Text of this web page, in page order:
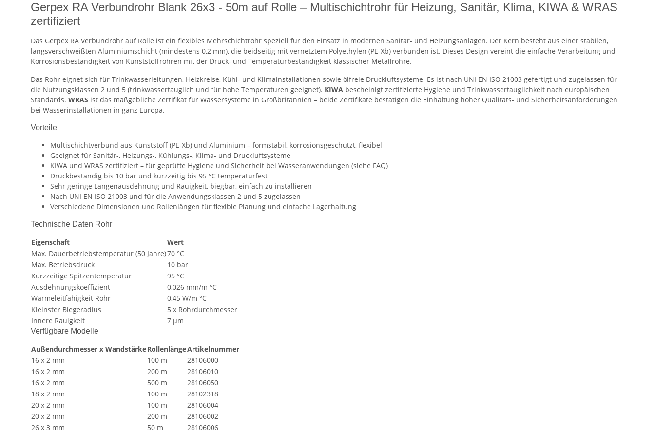
Gerpex RA Verbundrohr Blank 26x3 - 50m auf Rolle – Multischichtrohr für Heizung, Sanitär, Klima, KIWA & WRAS
zertifiziert
Das Gerpex RA Verbundrohr auf Rolle ist ein flexibles Mehrschichtrohr speziell für den Einsatz in modernen Sanitär- und Heizungsanlagen. Der Kern besteht aus einer stabilen,
längsverschweißten Aluminiumschicht (mindestens 0,2 mm), die beidseitig mit vernetztem Polyethylen (PE-Xb) verbunden ist. Dieses Design vereint die einfache Verarbeitung und
Korrosionsbeständigkeit von Kunststoffrohren mit der Druck- und Temperaturbeständigkeit klassischer Metallrohre.
Das Rohr eignet sich für Trinkwasserleitungen, Heizkreise, Kühl- und Klimainstallationen sowie ölfreie Druckluftsysteme. Es ist nach UNI EN ISO 21003 gefertigt und zugelassen für
die Nutzungsklassen 2 und 5 (trinkwassertauglich und für hohe Temperaturen geeignet). KIWA bescheinigt zertifizierte Hygiene und Trinkwassertauglichkeit nach europäischen
Standards. WRAS ist das maßgebliche Zertifikat für Wassersysteme in Großbritannien – beide Zertifikate bestätigen die Einhaltung hoher Qualitäts- und Sicherheitsanforderungen
bei Wasserinstallationen in ganz Europa.
Vorteile
Multischichtverbund aus Kunststoff (PE-Xb) und Aluminium – formstabil, korrosionsgeschützt, flexibel
Geeignet für Sanitär-, Heizungs-, Kühlungs-, Klima- und Druckluftsysteme
KIWA und WRAS zertifiziert – für geprüfte Hygiene und Sicherheit bei Wasseranwendungen (siehe FAQ)
Druckbeständig bis 10 bar und kurzzeitig bis 95 °C temperaturfest
Sehr geringe Längenausdehnung und Rauigkeit, biegbar, einfach zu installieren
Nach UNI EN ISO 21003 und für die Anwendungsklassen 2 und 5 zugelassen
Verschiedene Dimensionen und Rollenlängen für flexible Planung und einfache Lagerhaltung
Technische Daten Rohr
Eigenschaft
Wert
Max. Dauerbetriebstemperatur (50 Jahre)70 °C
Max. Betriebsdruck
10 bar
Kurzzeitige Spitzentemperatur
95 °C
Ausdehnungskoeffizient
0,026 mm/m °C
Wärmeleitfähigkeit Rohr
0,45 W/m °C
Kleinster Biegeradius
5 x Rohrdurchmesser
Innere Rauigkeit
7 µm
Verfügbare Modelle
Außendurchmesser x WandstärkeRollenlängeArtikelnummer
16 x 2 mm
100 m
28106000
16 x 2 mm
200 m
28106010
16 x 2 mm
500 m
28106050
18 x 2 mm
100 m
28102318
20 x 2 mm
100 m
28106004
20 x 2 mm
200 m
28106002
26 x 3 mm
50 m
28106006